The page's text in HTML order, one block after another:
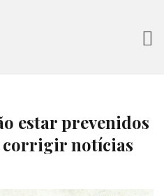
estar prevenidos
notícias